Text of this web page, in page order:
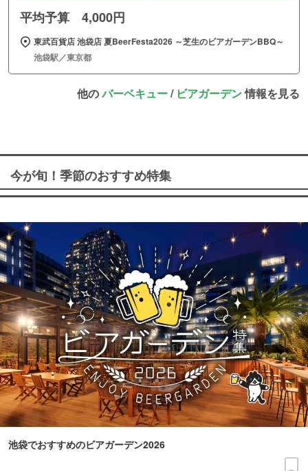
平均予算 4,000円
東武百貨店 池袋店 夏BeerFesta2026 ～芝生のビアガーデンBBQ～
池袋駅／東京都
他のバーベキュー/ ビアガーデン情報を見る
今が旬！季節のおすすめ特集
池袋でおすすめのビアガーデン2026